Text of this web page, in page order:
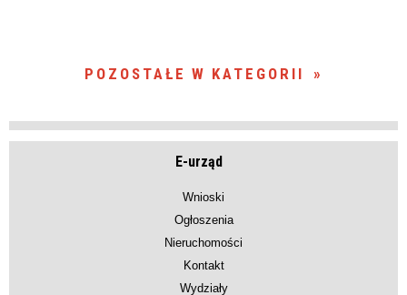
POZOSTAŁE W KATEGORII
E-urząd
Wnioski
Ogłoszenia
Nieruchomości
Kontakt
Wydziały